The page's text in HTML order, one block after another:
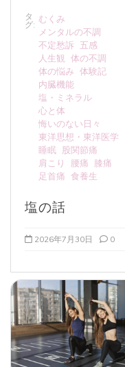
タ
グ:
むくみ
メンタルの不調
不定愁訴
五感
人生観 体の不調
体の悩み 体験記
内臓機能
塩・ミネラル
心と体
悔いのない日々
東洋思想・東洋医学
睡眠 股関節痛
肩こり
腰痛
膝痛
足首痛 食養生
塩の話
2026年7月30日 0